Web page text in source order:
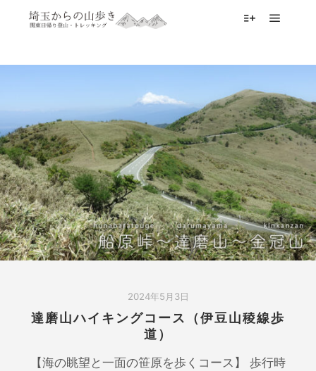
2024年5月3日
達磨山ハイキングコース（伊豆山稜線歩
道）
【海の眺望と一面の笹原を歩くコース】 歩行時